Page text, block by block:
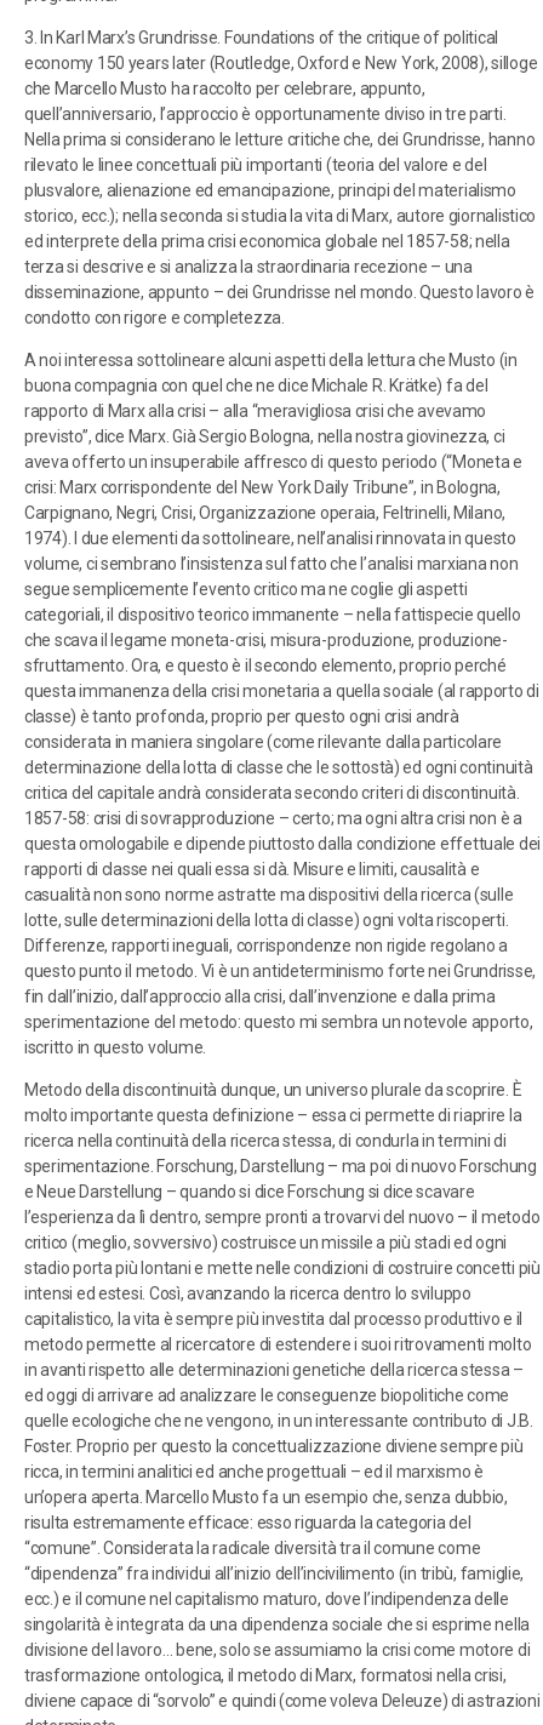
3. In Karl Marx’s Grundrisse. Foundations of the critique of political
economy 150 years later (Routledge, Oxford e New York, 2008), silloge
che Marcello Musto ha raccolto per celebrare, appunto,
quell’anniversario, l’approccio è opportunamente diviso in tre parti.
Nella prima si considerano le letture critiche che, dei Grundrisse, hanno
rilevato le linee concettuali più importanti (teoria del valore e del
plusvalore, alienazione ed emancipazione, principi del materialismo
storico, ecc.); nella seconda si studia la vita di Marx, autore giornalistico
ed interprete della prima crisi economica globale nel 1857-58; nella
terza si descrive e si analizza la straordinaria recezione – una
disseminazione, appunto – dei Grundrisse nel mondo. Questo lavoro è
condotto con rigore e completezza.
A noi interessa sottolineare alcuni aspetti della lettura che Musto (in
buona compagnia con quel che ne dice Michale R. Krätke) fa del
rapporto di Marx alla crisi – alla “meravigliosa crisi che avevamo
previsto”, dice Marx. Già Sergio Bologna, nella nostra giovinezza, ci
aveva offerto un insuperabile affresco di questo periodo (“Moneta e
crisi: Marx corrispondente del New York Daily Tribune”, in Bologna,
Carpignano, Negri, Crisi, Organizzazione operaia, Feltrinelli, Milano,
1974). I due elementi da sottolineare, nell’analisi rinnovata in questo
volume, ci sembrano l’insistenza sul fatto che l’analisi marxiana non
segue semplicemente l’evento critico ma ne coglie gli aspetti
categoriali, il dispositivo teorico immanente – nella fattispecie quello
che scava il legame moneta-crisi, misura-produzione, produzione-
sfruttamento. Ora, e questo è il secondo elemento, proprio perché
questa immanenza della crisi monetaria a quella sociale (al rapporto di
classe) è tanto profonda, proprio per questo ogni crisi andrà
considerata in maniera singolare (come rilevante dalla particolare
determinazione della lotta di classe che le sottostà) ed ogni continuità
critica del capitale andrà considerata secondo criteri di discontinuità.
1857-58: crisi di sovrapproduzione – certo; ma ogni altra crisi non è a
questa omologabile e dipende piuttosto dalla condizione effettuale dei
rapporti di classe nei quali essa si dà. Misure e limiti, causalità e
casualità non sono norme astratte ma dispositivi della ricerca (sulle
lotte, sulle determinazioni della lotta di classe) ogni volta riscoperti.
Differenze, rapporti ineguali, corrispondenze non rigide regolano a
questo punto il metodo. Vi è un antideterminismo forte nei Grundrisse,
fin dall’inizio, dall’approccio alla crisi, dall’invenzione e dalla prima
sperimentazione del metodo: questo mi sembra un notevole apporto,
iscritto in questo volume.
Metodo della discontinuità dunque, un universo plurale da scoprire. È
molto importante questa definizione – essa ci permette di riaprire la
ricerca nella continuità della ricerca stessa, di condurla in termini di
sperimentazione. Forschung, Darstellung – ma poi di nuovo Forschung
e Neue Darstellung – quando si dice Forschung si dice scavare
l’esperienza da lì dentro, sempre pronti a trovarvi del nuovo – il metodo
critico (meglio, sovversivo) costruisce un missile a più stadi ed ogni
stadio porta più lontani e mette nelle condizioni di costruire concetti più
intensi ed estesi. Così, avanzando la ricerca dentro lo sviluppo
capitalistico, la vita è sempre più investita dal processo produttivo e il
metodo permette al ricercatore di estendere i suoi ritrovamenti molto
in avanti rispetto alle determinazioni genetiche della ricerca stessa –
ed oggi di arrivare ad analizzare le conseguenze biopolitiche come
quelle ecologiche che ne vengono, in un interessante contributo di J.B.
Foster. Proprio per questo la concettualizzazione diviene sempre più
ricca, in termini analitici ed anche progettuali – ed il marxismo è
un’opera aperta. Marcello Musto fa un esempio che, senza dubbio,
risulta estremamente efficace: esso riguarda la categoria del
“comune”. Considerata la radicale diversità tra il comune come
“dipendenza” fra individui all’inizio dell’incivilimento (in tribù, famiglie,
ecc.) e il comune nel capitalismo maturo, dove l’indipendenza delle
singolarità è integrata da una dipendenza sociale che si esprime nella
divisione del lavoro… bene, solo se assumiamo la crisi come motore di
trasformazione ontologica, il metodo di Marx, formatosi nella crisi,
diviene capace di “sorvolo” e quindi (come voleva Deleuze) di astrazioni